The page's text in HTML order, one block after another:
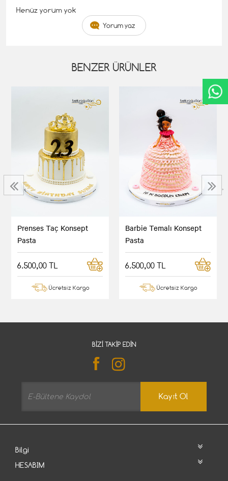
Henüz yorum yok
Yorum yaz
BENZER ÜRÜNLER
Prenses Taç Konsept
Pasta
6.500,00 TL
Ücretsiz Kargo
Barbie Temalı Konsept
Pasta
6.500,00 TL
Ücretsiz Kargo
‹ ›
BIZI TAKIP EDIN
Kayıt Ol
Bilgi
HESABIM